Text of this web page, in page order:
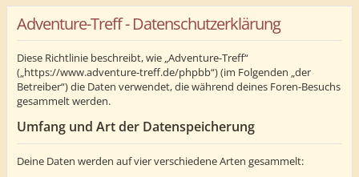
Adventure-Treff - Datenschutzerklärung
Diese Richtlinie beschreibt, wie „Adventure-Treff“
(„https://www.adventure-treff.de/phpbb“) (im Folgenden „der
Betreiber“) die Daten verwendet, die während deines Foren-Besuchs
gesammelt werden.
Umfang und Art der Datenspeicherung
Deine Daten werden auf vier verschiedene Arten gesammelt: